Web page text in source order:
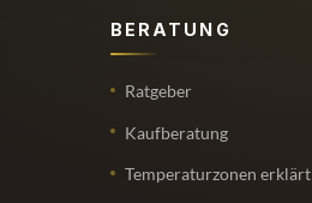
BERATUNG
Ratgeber
Kaufberatung
Temperaturzonen erklärt